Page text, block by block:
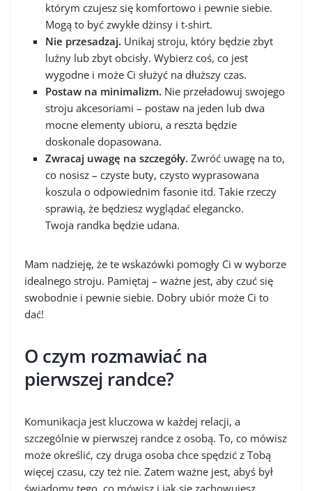
którym czujesz się komfortowo i pewnie siebie.
Mogą to być zwykłe dżinsy i t-shirt.
Nie przesadzaj. Unikaj stroju, który będzie zbyt
luźny lub zbyt obcisły. Wybierz coś, co jest
wygodne i może Ci służyć na dłuższy czas.
Postaw na minimalizm. Nie przeładowuj swojego
stroju akcesoriami – postaw na jeden lub dwa
mocne elementy ubioru, a reszta będzie
doskonale dopasowana.
Zwracaj uwagę na szczegóły. Zwróć uwagę na to,
co nosisz – czyste buty, czysto wyprasowana
koszula o odpowiednim fasonie itd. Takie rzeczy
sprawią, że będziesz wyglądać elegancko.
Twoja randka będzie udana.
Mam nadzieję, że te wskazówki pomogły Ci w wyborze
idealnego stroju. Pamiętaj – ważne jest, aby czuć się
swobodnie i pewnie siebie. Dobry ubiór może Ci to
dać!
O czym rozmawiać na
pierwszej randce?
Komunikacja jest kluczowa w każdej relacji, a
szczególnie w pierwszej randce z osobą. To, co mówisz
może określić, czy druga osoba chce spędzić z Tobą
więcej czasu, czy też nie. Zatem ważne jest, abyś był
świadomy tego, co mówisz i jak się zachowujesz.